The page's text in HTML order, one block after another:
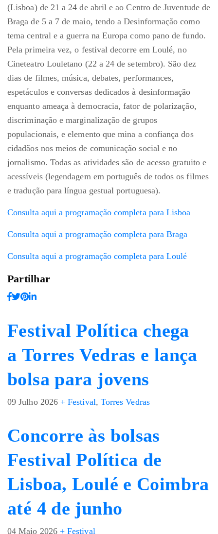
(Lisboa) de 21 a 24 de abril e ao Centro de Juventude de
Braga de 5 a 7 de maio, tendo a Desinformação como
tema central e a guerra na Europa como pano de fundo.
Pela primeira vez, o festival decorre em Loulé, no
Cineteatro Louletano (22 a 24 de setembro). São dez
dias de filmes, música, debates, performances,
espetáculos e conversas dedicados à desinformação
enquanto ameaça à democracia, fator de polarização,
discriminação e marginalização de grupos
populacionais, e elemento que mina a confiança dos
cidadãos nos meios de comunicação social e no
jornalismo. Todas as atividades são de acesso gratuito e
acessíveis (legendagem em português de todos os filmes
e tradução para língua gestual portuguesa).
Consulta aqui a programação completa para Lisboa
Consulta aqui a programação completa para Braga
Consulta aqui a programação completa para Loulé
Partilhar
Festival Política chega
a Torres Vedras e lança
bolsa para jovens
09 Julho 2026 + Festival, Torres Vedras
Concorre às bolsas
Festival Política de
Lisboa, Loulé e Coimbra
até 4 de junho
04 Maio 2026 + Festival